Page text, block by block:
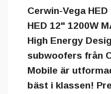
Cerwin-Vega
HED 12" 1200W
High Energy
subwoofers från
Mobile är
bäst i klassen!